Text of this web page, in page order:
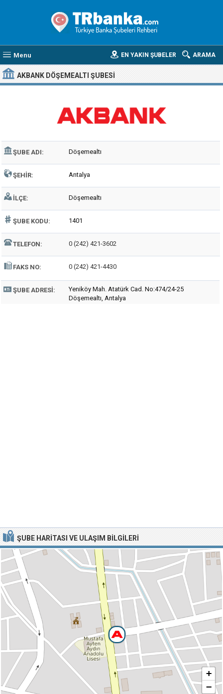
Menu ARAMA
EN YAKIN ŞUBELER
AKBANK DÖŞEMEALTI ŞUBESI
ŞUBE ADI: Döşemealtı
ŞEHIR: Antalya
İLÇE: Döşemealtı
ŞUBE KODU: 1401
TELEFON: 0 (242) 421-3602
FAKS NO: 0 (242) 421-4430
ŞUBE ADRESI:
Yeniköy Mah. Atatürk Cad. No:474/24-25
Döşemealtı, Antalya
ŞUBE HARITASI VE ULAŞIM BILGILERI
+
−